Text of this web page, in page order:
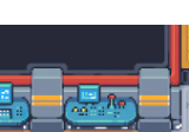
Login